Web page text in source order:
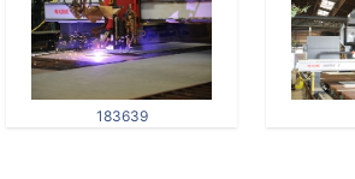
183639